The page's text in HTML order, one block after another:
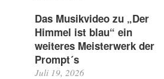
Das Musikvideo zu „Der
Himmel ist blau“ ein
weiteres Meisterwerk der
Prompt´s
Juli 19, 2026